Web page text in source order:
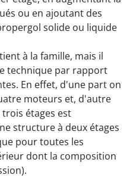
ou en ajoutant des
solide ou liquide
à la famille, mais il
technique par rapport
En effet, d'une part on
moteurs et, d'autre
étages est
structure à deux étages
pour toutes les
dont la composition